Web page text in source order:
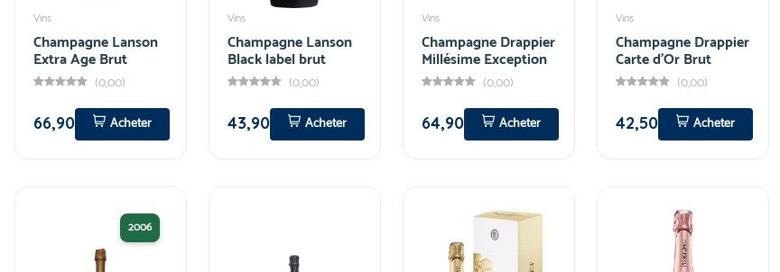
Vins
Champagne Lanson
Extra Age Brut
(0,00)
66,90
Acheter
Vins
Champagne Lanson
Black label brut
(0,00)
43,90
Acheter
Vins
Champagne Drappier
Millésime Exception
(0,00)
64,90
Acheter
Vins
Champagne Drappier
Carte d'Or Brut
(0,00)
42,50
Acheter
2006